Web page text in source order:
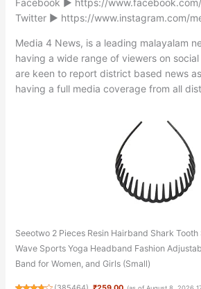
Twitter ► https://www.instagram.com/
Media 4 News, is a leading malayalam
having a wide range of viewers on
are keen to report district based news
having a full media coverage from all
Seeotwo 2 Pieces Resin Hairband Shark
Wave Sports Yoga Headband Fashion
Band for Women, and Girls (Small)